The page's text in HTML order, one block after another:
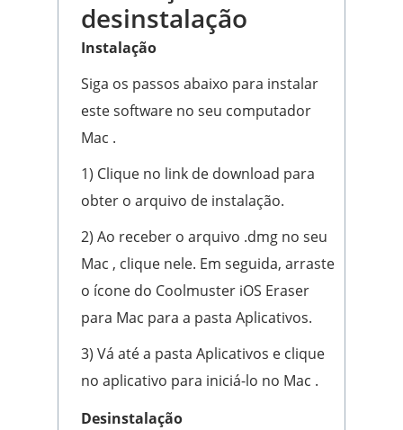
desinstalação
Instalação
Siga os passos abaixo para instalar
este software no seu computador
Mac .
1) Clique no link de download para
obter o arquivo de instalação.
2) Ao receber o arquivo .dmg no seu
Mac , clique nele. Em seguida, arraste
o ícone do Coolmuster iOS Eraser
para Mac para a pasta Aplicativos.
3) Vá até a pasta Aplicativos e clique
no aplicativo para iniciá-lo no Mac .
Desinstalação